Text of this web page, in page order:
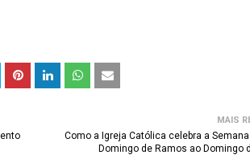
MAIS
Como a Igreja Católica celebra a
Domingo de Ramos ao Domingo